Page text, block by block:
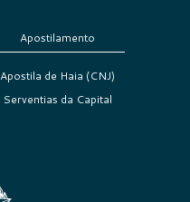
Apostilamento
Apostila de Haia (CNJ)
Serventias da Capital